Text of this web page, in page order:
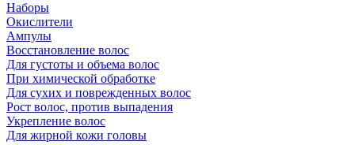
Наборы
Окислители
Ампулы
Восстановление волос
Для густоты и объема волос
При химической обработке
Для сухих и поврежденных волос
Рост волос, против выпадения
Укрепление волос
Для жирной кожи головы